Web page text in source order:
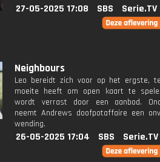
27-05-2025 17:08 SBS Serie.TV
Neighbours
Leo bereidt zich voor op het ergste,
moeite heeft om open kaart te
wordt verrast door een aanbod.
neemt Andrews doofpotaffaire een
wending.
26-05-2025 17:04 SBS Serie.TV